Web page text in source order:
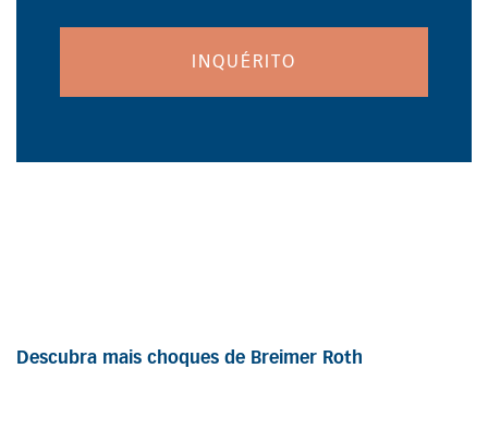
INQUÉRITO
Descubra mais choques de Breimer Roth